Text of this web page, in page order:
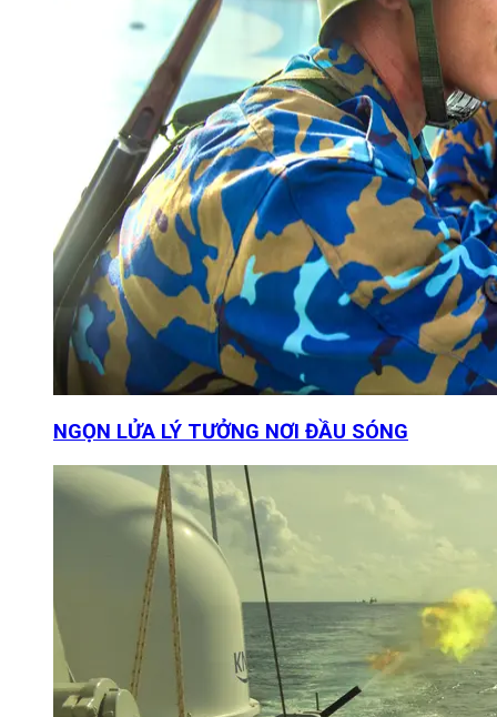
NGỌN LỬA LÝ TƯỞNG NƠI ĐẦU SÓNG